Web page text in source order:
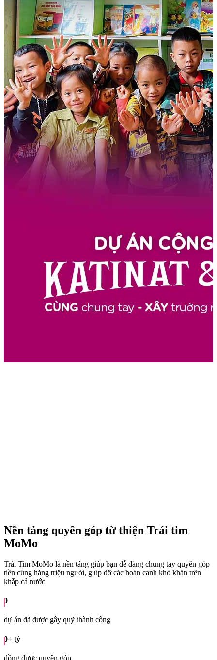
Nền tảng quyên góp từ thiện Trái tim
MoMo
Trái Tim MoMo là nền tảng giúp bạn dễ dàng chung tay quyên góp
tiền cùng hàng triệu người, giúp đỡ các hoàn cảnh khó khăn trên
khắp cả nước.
0
dự án đã được gây quỹ thành công
0+ tỷ
đồng được quyên góp